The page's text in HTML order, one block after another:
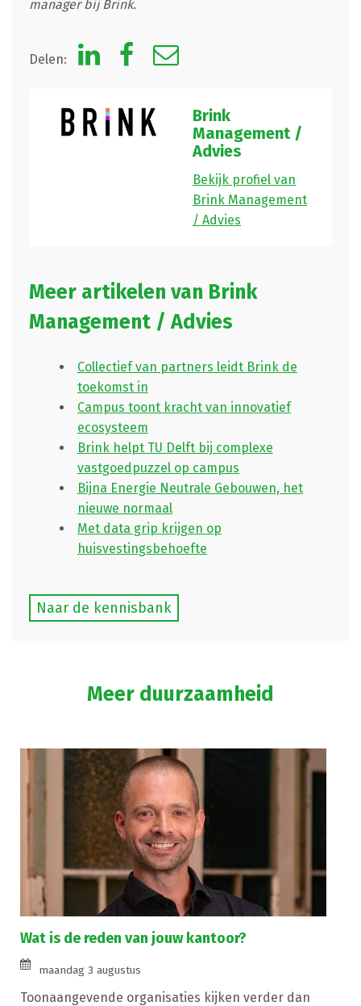
manager bij Brink.
Delen:
Brink
Management /
Advies
Bekijk profiel van
Brink Management
/ Advies
Meer artikelen van Brink
Management / Advies
Collectief van partners leidt Brink de
toekomst in
Campus toont kracht van innovatief
ecosysteem
Brink helpt TU Delft bij complexe
vastgoedpuzzel op campus
Bijna Energie Neutrale Gebouwen, het
nieuwe normaal
Met data grip krijgen op
huisvestingsbehoefte
Naar de kennisbank
Meer duurzaamheid
Wat is de reden van jouw kantoor?
maandag 3 augustus
Toonaangevende organisaties kijken verder dan